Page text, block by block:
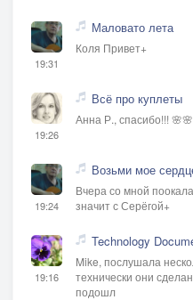
19:31
Маловато лета
Коля Привет+
19:26
Всё про куплеты
Анна Р., спасибо!!!
19:24
Возьми мое
Вчера со мной
значит с Серёгой+
19:16
Technology
Mike, послушала
технически они
подошл